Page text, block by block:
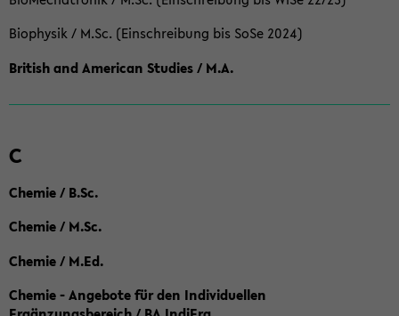
Biophysik / M.Sc. (Einschreibung bis SoSe 2024)
British and American Studies / M.A.
C
Chemie / B.Sc.
Chemie / M.Sc.
Chemie / M.Ed.
Chemie - Angebote für den Individuellen